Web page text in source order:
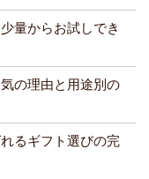
量からお試しでき
の理由と用途別の
るギフト選びの完